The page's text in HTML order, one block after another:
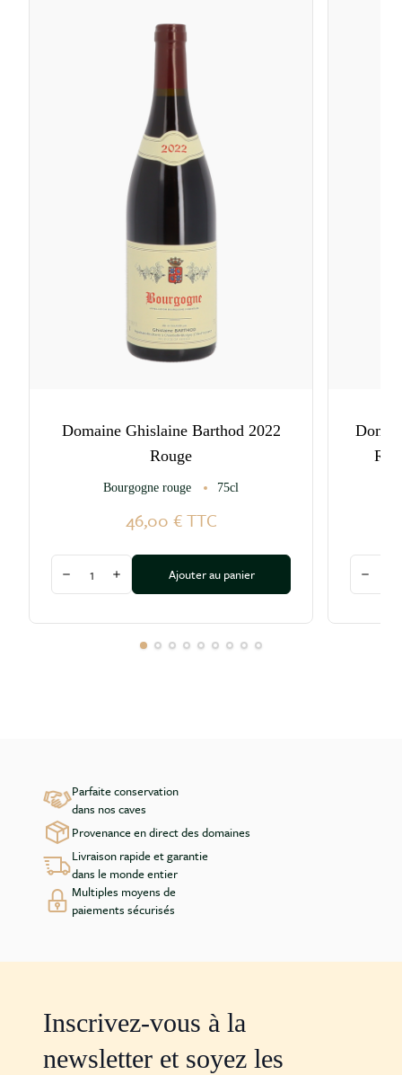
Domaine Ghislaine Barthod 2022
Rouge
Bourgogne rouge 75cl
46,00 €TTC
Diminuer la quantité
Augmenter la quantité
Ajouter au panier
Parfaite conservation
dans nos caves
Provenance en direct des domaines
Livraison rapide et garantie
dans le monde entier
Multiples moyens de
paiements sécurisés
Inscrivez-vous à la
newsletter et soyez les